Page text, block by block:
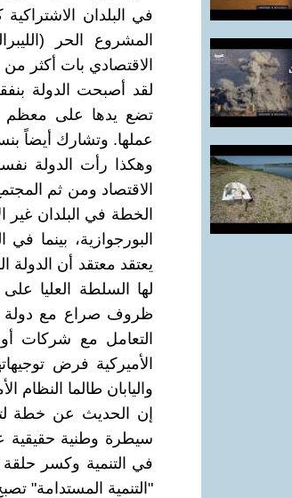
في البلدان
المشروع الحر
الاقتصادي بات أكثر
لقد أصبحت الدولة
تضع يدها على معظم
عملها. وتشارك أيضاً
وهكذا رأت الدولة
الاقتصاد ومن ثم
الخطة في البلدان غير
البورجوازية، بينما
يعتقد معتقد أن الدولة
لها السلطة العليا
ظروف صراع مع دولة
التعامل مع شركات أو
الأميركية فرض
واليابان طالما النظام
إن الحديث عن خطة
سيطرة وطنية حقيقية
في التنمية وكسر
"التنمية المستدامة"